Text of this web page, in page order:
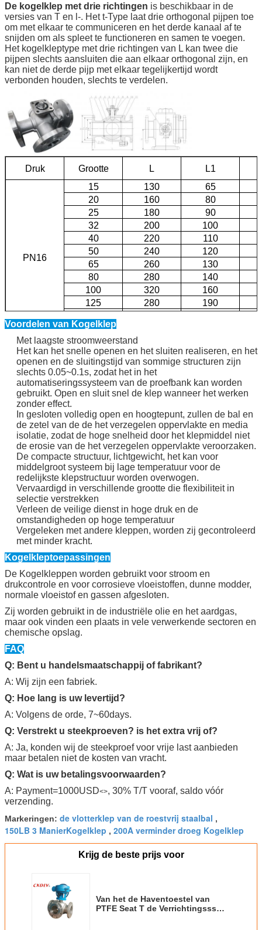
De kogelklep met drie richtingen is beschikbaar in de
versies van T en l-. Het t-Type laat drie orthogonal pijpen toe
om met elkaar te communiceren en het derde kanaal af te
snijden om als spleet te functioneren en samen te voegen.
Het kogelkleptype met drie richtingen van L kan twee die
pijpen slechts aansluiten die aan elkaar orthogonal zijn, en
kan niet de derde pijp met elkaar tegelijkertijd wordt
verbonden houden, slechts te verdelen.
Druk Grootte L L1
PN16
15 130
65
20
160 80
25
180 90
32
200 100
40
220 110
50
240 120
65
260 130
80
280 140
100
320 160
125
280 190
200
Voordelen van Kogelklep
Met laagste stroomweerstand
Het kan het snelle openen en het sluiten realiseren, en het
openen en de sluitingstijd van sommige structuren zijn
slechts 0.05~0.1s, zodat het in het
automatiseringssysteem van de proefbank kan worden
gebruikt. Open en sluit snel de klep wanneer het werken
zonder effect.
In gesloten volledig open en hoogtepunt, zullen de bal en
de zetel van de de het verzegelen oppervlakte en media
isolatie, zodat de hoge snelheid door het klepmiddel niet
de erosie van de het verzegelen oppervlakte veroorzaken.
De compacte structuur, lichtgewicht, het kan voor
middelgroot systeem bij lage temperatuur voor de
redelijkste klepstructuur worden overwogen.
Vervaardigd in verschillende grootte die flexibiliteit in
selectie verstrekken
Verleen de veilige dienst in hoge druk en de
omstandigheden op hoge temperatuur
Vergeleken met andere kleppen, worden zij gecontroleerd
met minder kracht.
Kogelkleptoepassingen
De Kogelkleppen worden gebruikt voor stroom en
drukcontrole en voor corrosieve vloeistoffen, dunne modder,
normale vloeistof en gassen afgesloten.
Zij worden gebruikt in de industriële olie en het aardgas,
maar ook vinden een plaats in vele verwerkende sectoren en
chemische opslag.
FAQ
Q: Bent u handelsmaatschappij of fabrikant?
A: Wij zijn een fabriek.
Q: Hoe lang is uw levertijd?
A: Volgens de orde, 7~60days.
Q: Verstrekt u steekproeven? is het extra vrij of?
A: Ja, konden wij de steekproef voor vrije last aanbieden
maar betalen niet de kosten van vracht.
Q: Wat is uw betalingsvoorwaarden?
A: Payment=1000USD<>, 30% T/T vooraf, saldo vóór
verzending.
Markeringen: de vlotterklep van de roestvrij staalbal ,
150LB 3 ManierKogelklep , 200A verminder droeg Kogelklep
Krijg de beste prijs voor
Van het de Haventoestel van
PTFE Seat T de Verrichtingsss